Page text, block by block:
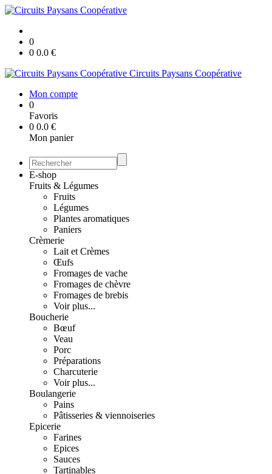
0
0 0.0 €
Circuits Paysans Coopérative
Mon compte
0
Favoris
0 0.0 €
Mon panier
E-shop
Fruits & Légumes
Fruits
Légumes
Plantes aromatiques
Paniers
Crèmerie
Lait et Crèmes
Œufs
Fromages de vache
Fromages de chèvre
Fromages de brebis
Voir plus...
Boucherie
Bœuf
Veau
Porc
Préparations
Charcuterie
Voir plus...
Boulangerie
Pains
Pâtisseries & viennoiseries
Epicerie
Farines
Epices
Sauces
Tartinables